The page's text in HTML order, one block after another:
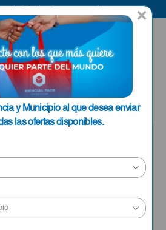
×
y Municipio al que desea enviar
las ofertas disponibles.
ENVIAR A LA
HABANA